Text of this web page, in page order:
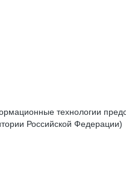
технологии
Российской Федерации)